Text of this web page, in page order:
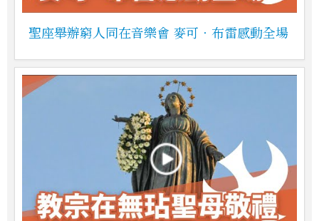
聖座舉辦窮人同在音樂會 麥可‧布雷感動全場